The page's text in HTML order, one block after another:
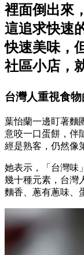
裡面倒出來
這追求快速
快速美味，
社區小店，
台灣人重視食
葉怡蘭一邊盯著麵
意咬一口蛋餅，伴
經是熟客，仍然像
她表示，「台灣味
幾十種元素，台灣
麵香、蔥有蔥味、